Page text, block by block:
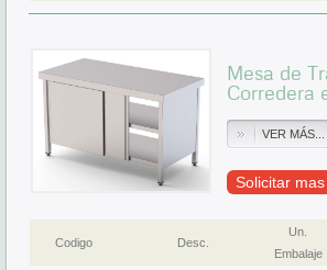
Mesa de
Corredera
VER MÁS...
Solicitar mas
Codigo Desc.
Un.
Embalaje